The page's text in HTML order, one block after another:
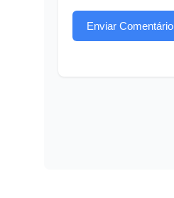
Enviar Comentário